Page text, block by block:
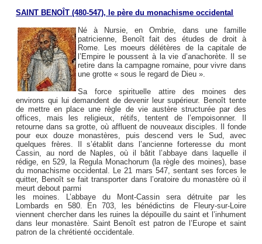
SAINT BENOÎT (480-547), le père du monachisme occidental
Né à Nursie, en Ombrie, dans une famille
patricienne, Benoît fait des études de droit à
Rome. Les moeurs délétères de la capitale de
l’Empire le poussent à la vie d’anachorète. Il se
retire dans la campagne romaine, pour vivre dans
une grotte « sous le regard de Dieu ».
Sa force spirituelle attire des moines des
environs qui lui demandent de devenir leur supérieur. Benoît tente
de mettre en place une règle de vie austère structurée par des
offices, mais les religieux, rétifs, tentent de l’empoisonner. Il
retourne dans sa grotte, où affluent de nouveaux disciples. Il fonde
pour eux douze monastères, puis descend vers le Sud, avec
quelques frères. Il s’établit dans l’ancienne forteresse du mont
Cassin, au nord de Naples, où il bâtit l’abbaye dans laquelle il
rédige, en 529, la Regula Monachorum (la règle des moines), base
du monachisme occidental. Le 21 mars 547, sentant ses forces le
quitter, Benoît se fait transporter dans l’oratoire du monastère où il
meurt debout parmi
les moines. L’abbaye du Mont-Cassin sera détruite par les
Lombards en 580. En 703, les bénédictins de Fleury-sur-Loire
viennent chercher dans les ruines la dépouille du saint et l’inhument
dans leur monastère. Saint Benoît est patron de l’Europe et saint
patron de la chrétienté occidentale.